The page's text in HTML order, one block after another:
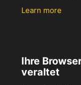
Learn more
Ihre
veraltet